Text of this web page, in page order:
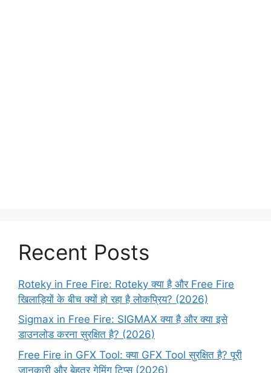
Recent Posts
Roteky in Free Fire: Roteky क्या है और Free Fire
खिलाड़ियों के बीच क्यों हो रहा है लोकप्रिय? (2026)
Sigmax in Free Fire: SIGMAX क्या है और क्या इसे
डाउनलोड करना सुरक्षित है? (2026)
Free Fire in GFX Tool: क्या GFX Tool सुरक्षित है? पूरी
जानकारी और बेहतर गेमिंग टिप्स (2026)